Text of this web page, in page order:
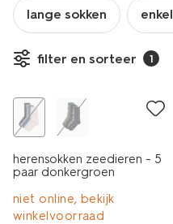
lange sokken
filter en sorteer 1
5 paar
herensokken zeedieren - 5
paar donkergroen
niet online, bekijk
winkelvoorraad